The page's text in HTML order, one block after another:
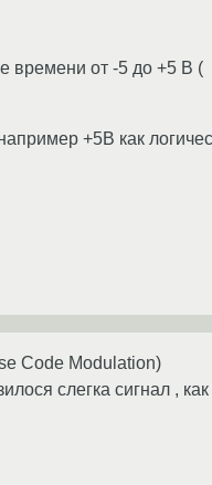
времени от -5 до +5 В (
+5В как
Code Modulation)
слегка сигнал ,